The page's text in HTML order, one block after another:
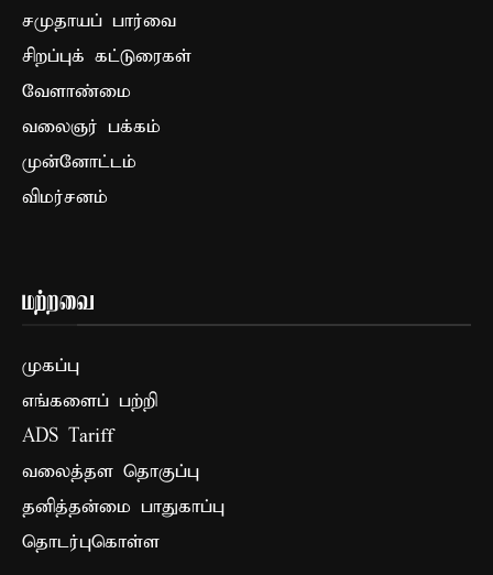
சமுதாயப் பார்வை
சிறப்புக் கட்டுரைகள்
வேளாண்மை
வலைஞர் பக்கம்
முன்னோட்டம்
விமர்சனம்
மற்றவை
முகப்பு
எங்களைப் பற்றி
ADS Tariff
வலைத்தள தொகுப்பு
தனித்தன்மை பாதுகாப்பு
தொடர்புகொள்ள